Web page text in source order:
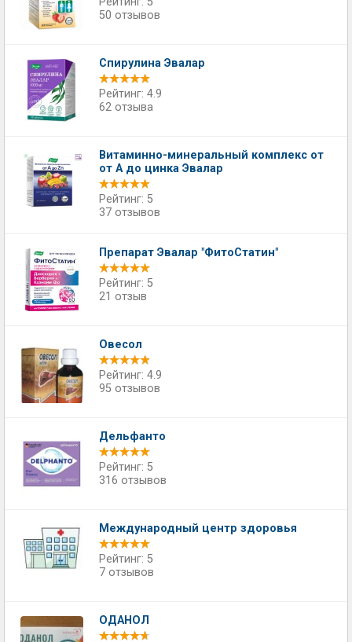
50 отзывов
Спирулина Эвалар
Рейтинг: 4.9
62 отзыва
Витаминно-минеральный комплекс от
от А до цинка Эвалар
Рейтинг: 5
37 отзывов
Препарат Эвалар "ФитоСтатин"
Рейтинг: 5
21 отзыв
Овесол
Рейтинг: 4.9
95 отзывов
Дельфанто
Рейтинг: 5
316 отзывов
Международный центр здоровья
Рейтинг: 5
7 отзывов
ОДАНОЛ